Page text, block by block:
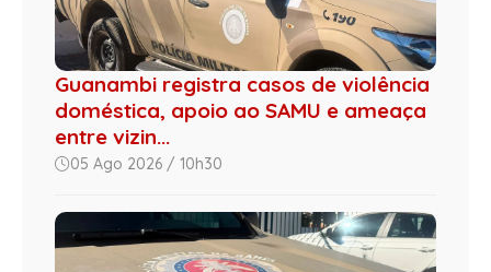
Guanambi registra casos de violência
doméstica, apoio ao SAMU e ameaça
entre vizin...
05 Ago 2026 / 10h30